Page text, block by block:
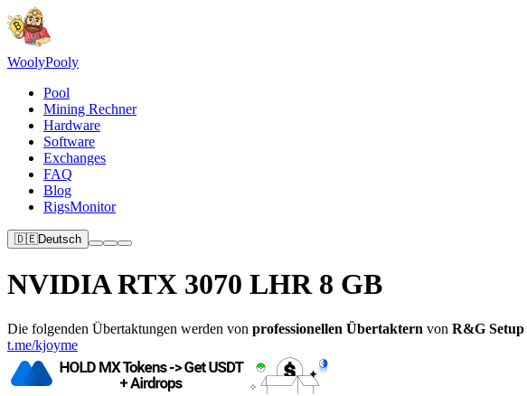
WoolyPooly
Pool
Mining Rechner
Hardware
Software
Exchanges
FAQ
Blog
RigsMonitor
🇩🇪Deutsch
NVIDIA RTX 3070 LHR 8 GB
Die folgenden Übertaktungen werden von professionellen Übertaktern von R&G Setup
t.me/kjoyme